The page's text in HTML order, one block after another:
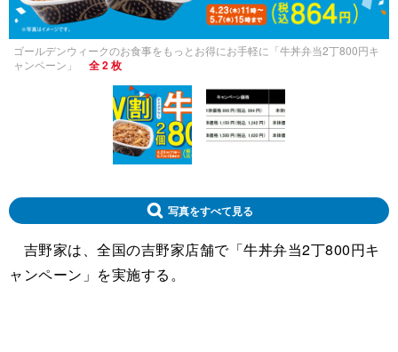
ゴールデンウィークのお食事をもっとお得にお手軽に「牛丼弁当2丁800円キ
ャンペーン」
全 2 枚
写真をすべて見る
吉野家は、全国の吉野家店舗で「牛丼弁当2丁800円キ
ャンペーン」を実施する。